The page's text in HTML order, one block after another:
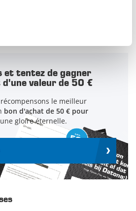
et tentez de gagner
valeur de 50 €
le meilleur
bon d'achat de 50 € pour
gloire éternelle.